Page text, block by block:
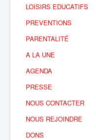
LOISIRS EDUCATIFS
PREVENTIONS
PARENTALITÉ
A LA UNE
AGENDA
PRESSE
NOUS CONTACTER
NOUS REJOINDRE
DONS